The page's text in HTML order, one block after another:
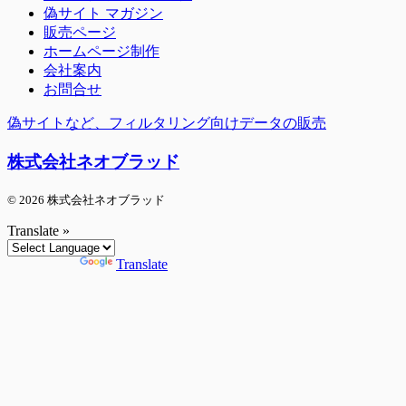
偽サイト マガジン
販売ページ
ホームページ制作
会社案内
お問合せ
偽サイトなど、フィルタリング向けデータの販売
株式会社ネオブラッド
© 2026 株式会社ネオブラッド
Translate »
Translate